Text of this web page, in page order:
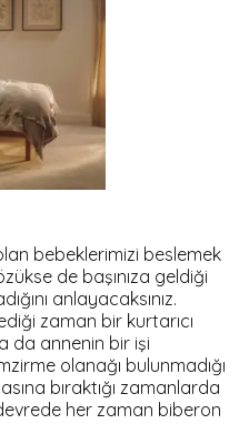
bebeklerimizi beslemek
de başınıza geldiği
anlayacaksınız.
zaman bir kurtarıcı
da annenin bir işi
olanağı bulunmadığı
bıraktığı zamanlarda
her zaman biberon